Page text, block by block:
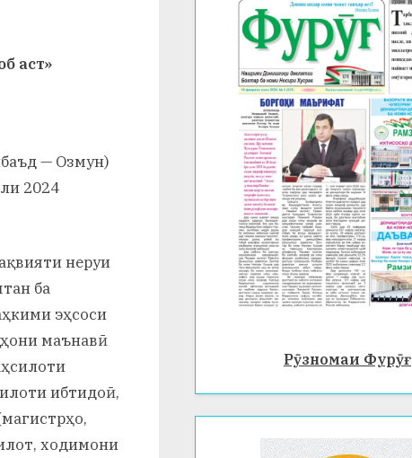
аст»
— Озмун)
2024
неруи
ба
эҳсоси
маънавӣ
ибтидоӣ,
ходимони
Рӯзномаи Фурӯғ